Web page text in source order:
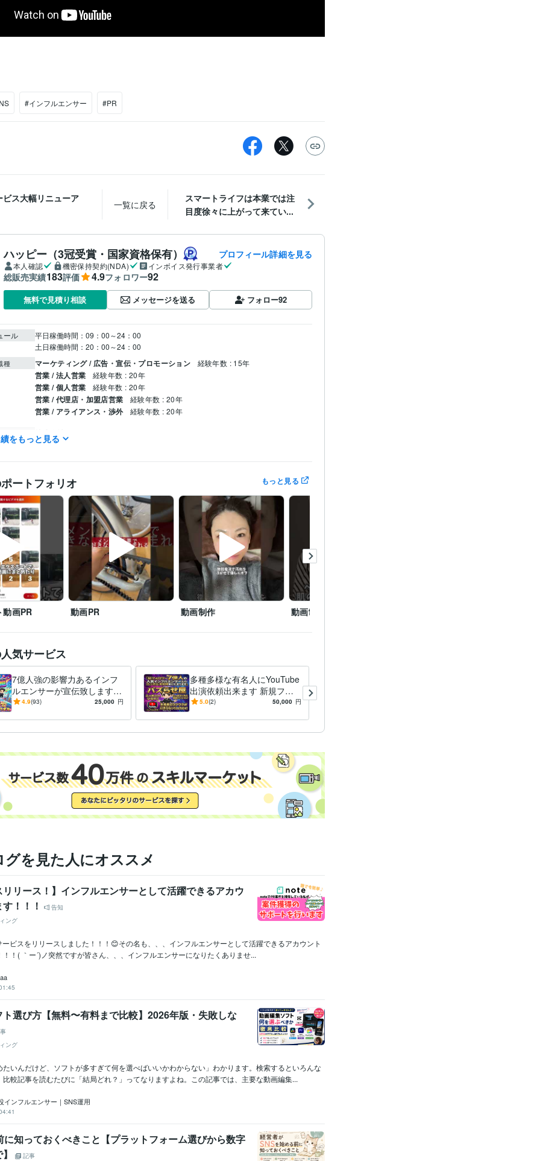
#インフルエンサー #PR
ビス大幅リニューア
一覧に戻る
スマートライフは本業では注
目度徐々に上がって来てい...
ハッピー（3冠受賞・国家資格保有） プロフィール詳細を見る
本人確認 機密保持契約(NDA) インボイス発行事業者
総販売実績183評価 4.9フォロワー92
無料で見積り相談 メッセージを送る フォロー92
ール
平日稼働時間：09：00～24：00
種 マーケティング / 広告・宣伝・プロモーション 経験年数 : 15年
営業 / 法人営業 経験年数 : 20年
営業 / 個人営業 経験年数 : 20年
営業 / 代理店・加盟店営業 経験年数 : 20年
営業 / アライアンス・渉外 経験年数 : 20年
株式会社ハッピークリエイト
株式会社光通信
ゴルフコンペ毎年優勝w
中学野球硬式　全国大会　準優勝
w 責任者売上全国TOP
某中小企業商社
営業とは？ 組織論 中学100M区2位( ；∀；) 営業とは？
定 普通自動車第一種運転免許 取得年 : 2000年
実用英語技能検定2級 取得年 : 1996年
ジュニアスポーツ指導員 取得年 : 2020年
リエイ
ール
ChatGPT:4年 CapCut:4年Vrew:4年 Canva:8年Adobe Analytics:1年
Adobe Firefly:1年
ール 営業コンサル:20年コンシューマー営業:20年経営コンサルタント:15年
法人営業:20年
通信/エネルギー事業
学習指導・資格・キャリア相談
明海大学 2001年3月 ~ 2005年2月
をもっと見る
ートフォリオ もっと見る
動画PR 動画PR 動画制作 動画制作
気サービス
7億人強の影響力あるインフ
ルエンサーが宣伝致します
大ヒット商品多数/1000万再
4.9(93) 25,000 円
多種多様な有名人にYouTube
出演依頼出来ます 新規ファ
ン・番組の箔を手に/1000万
5.0(2) 50,000 円
グを見た人にオススメ
リリース！】インフルエンサーとして活躍できるアカウ
！！！
告知
ング
ビスをリリースしました！！！😊その名も、、、インフルエンサーとして活躍できるアカウント
！( ｀ー´)ノ突然ですが皆さん、、、インフルエンサーになりたくありませ...
選び方【無料〜有料まで比較】2026年版・失敗しな
ング
たいんだけど、ソフトが多すぎて何を選べばいいかわからない」わかります。検索するといろんな
較記事を読むたびに「結局どれ？」ってなりますよね。この記事では、主要な動画編集...
インフルエンサー｜SNS運用
に知っておくべきこと【プラットフォーム選びから数字
記事